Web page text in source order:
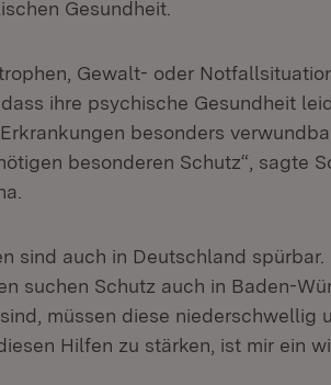
Gesundheit.
Gewalt- oder
ihre psychische Gesundheit
besonders
besonderen Schutz“, sagte
sind auch in Deutschland spürbar.
suchen Schutz auch in Baden-
müssen diese niederschwellig
Hilfen zu stärken, ist mir ein